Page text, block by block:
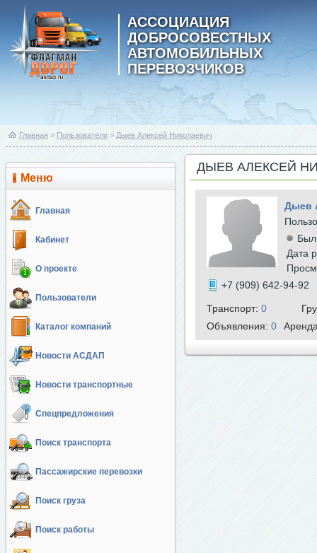
АССОЦИАЦИЯ
ДОБРОСОВЕСТНЫХ
АВТОМОБИЛЬНЫХ
ПЕРЕВОЗЧИКОВ
Главная > Пользователи > Дыев Алексей Николаевич
Меню
Главная
Кабинет
О проекте
Пользователи
Каталог компаний
Новости АСДАП
Новости транспортные
Спецпредложения
Поиск транспорта
Пассажирские перевозки
Поиск груза
Поиск работы
ДЫЕВ АЛЕКСЕЙ
Дыев
Был
Дата
+7 (909) 642-94-92
Транспорт: 0
Объявления: 0